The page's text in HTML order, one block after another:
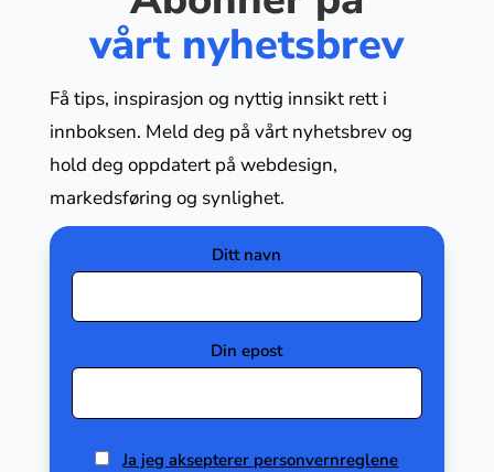
vårt nyhetsbrev
Få tips, inspirasjon og nyttig innsikt rett i
innboksen. Meld deg på vårt nyhetsbrev og
hold deg oppdatert på webdesign,
markedsføring og synlighet.
Ditt navn
Din epost
Ja jeg aksepterer personvernreglene